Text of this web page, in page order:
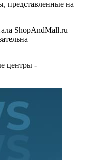
представленные на
ShopAndMall.ru
центры -